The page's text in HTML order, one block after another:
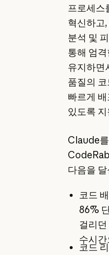
프로세스
혁신하고
분석 및
통해 엄
유지하면
품질의 코
빠르게
있도록
Claude
다음을
코드
86%
걸리
수시
코드